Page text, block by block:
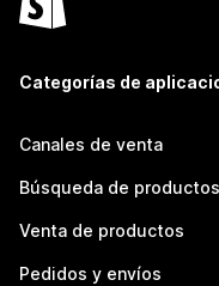
Categorías de
Canales de venta
Búsqueda de productos
Venta de productos
Pedidos y envíos